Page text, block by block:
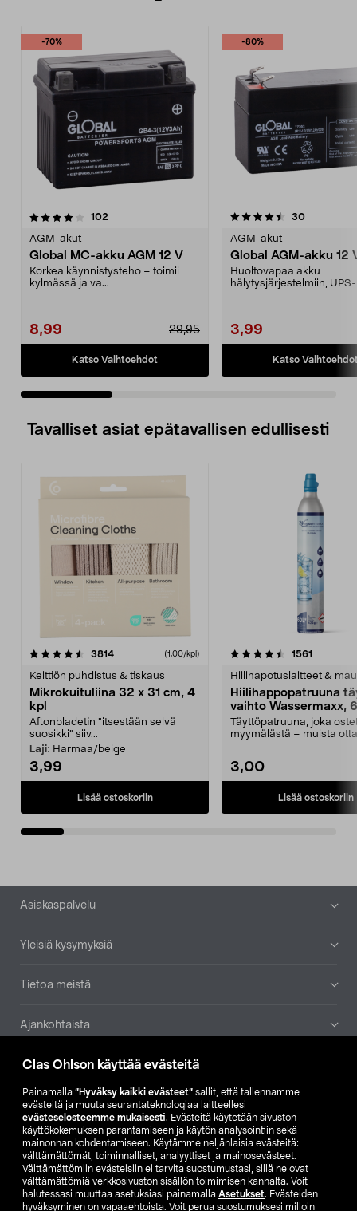
Clas Ohlson käyttää evästeitä
Painamalla ”Hyväksy kaikki evästeet” sallit, että tallennamme
evästeitä ja muuta seurantateknologiaa laitteellesi
evästeselosteemme mukaisesti. Evästeitä käytetään sivuston
käyttökokemuksen parantamiseen ja käytön analysointiin sekä
mainonnan kohdentamiseen. Käytämme neljänlaisia evästeitä:
välttämättömät, toiminnalliset, analyyttiset ja mainosevästeet.
Välttämättömiin evästeisiin ei tarvita suostumustasi, sillä ne ovat
välttämättömiä verkkosivuston sisällön toimimisen kannalta. Voit
halutessasi muuttaa asetuksiasi painamalla Asetukset. Evästeiden
hyväksyminen on vapaaehtoista. Voit perua suostumuksesi milloin
-70%
102
AGM-akut
Global MC-akku AGM 12 V
Korkea käynnistysteho – toimii
kylmässä ja va...
8,99 29,95
Katso Vaihtoehdot
-80%
4.5 viidestä
30arvostelut
AGM-akut
Global AGM-akku 12
Huoltovapaa akku
hälytysjärjestelmiin, UPS-
3,99
Katso
5.0 viidestä
Tavalliset asiat epätavallisen edullisesti
3814arvostelut (1,00/kpl)
Keittiön puhdistus & tiskaus
Mikrokuituliina 32 x 31 cm, 4
kpl
Aftonbladetin "itsestään selvä
suosikki" siiv...
Laji: Harmaa/beige
3,99
Lisää ostoskoriin
4.5viidestä
1561
Hiilihapotuslaitteet &
Hiilihappopatruuna
vaihto Wassermaxx,
Täyttöpatruuna, joka
myymälästä – muista
3,00
Lisää ostoskoriin
4.5viidestä
Alatunniste
Asiakaspalvelu
Yleisiä kysymyksiä
Tietoa meistä
Ajankohtaista
Muut yrityksemme
Etsi myymälä
SE NO FI
FI SV